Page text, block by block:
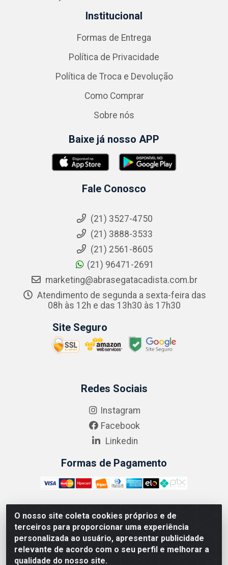
O nosso site coleta cookies próprios e de
terceiros para proporcionar uma experiência
personalizada ao usuário, apresentar publicidade
relevante de acordo com o seu perfil e melhorar a
qualidade do nosso site.
Institucional
Formas de Entrega
Política de Privacidade
Política de Troca e Devolução
Como Comprar
Sobre nós
Baixe já nosso APP
Fale Conosco
(21) 3527-4750
(21) 3888-3533
(21) 2561-8605
(21) 96471-2691
marketing@abrasegatacadista.com.br
Atendimento de segunda a sexta-feira das
08h às 12h e das 13h30 às 17h30
Site Seguro
Redes Sociais
Instagram
Facebook
Linkedin
Formas de Pagamento
ABRASEG COMÉRCIO ATACADISTA LTDA - CNPJ:
10.894.768/0001-00 - Avenida Lobo Júnior, 1045 -
Penha Circular - Rio de Janeiro - RJ - CEP 21020-124